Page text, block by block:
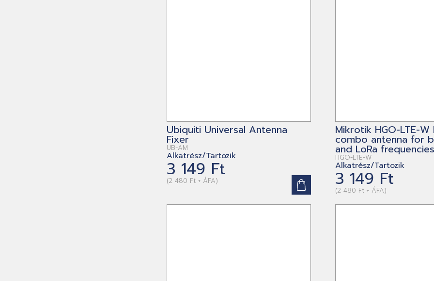
Ubiquiti Universal Antenna
Fixer
UB-AM
Alkatrész/Tartozik
3 149 Ft
(2 480 Ft + ÁFA)
Mikrotik HGO-LTE-W
combo antenna for
and LoRa frequencies
HGO-LTE-W
Alkatrész/Tartozik
3 149 Ft
(2 480 Ft + ÁFA)